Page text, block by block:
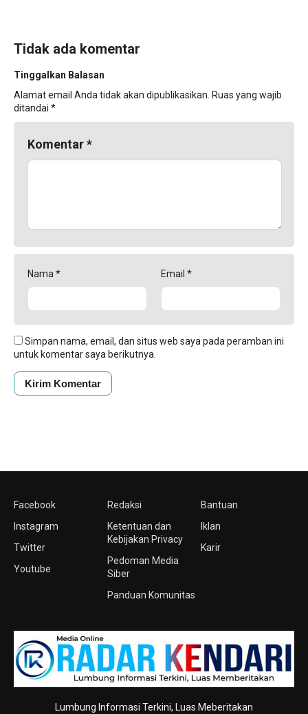
Tidak ada komentar
Tinggalkan Balasan
Alamat email Anda tidak akan dipublikasikan. Ruas yang wajib
ditandai *
Komentar*
Nama * Email *
Simpan nama, email, dan situs web saya pada peramban ini
untuk komentar saya berikutnya.
Facebook
Instagram
Twitter
Youtube
Redaksi
Ketentuan dan
Kebijakan Privacy
Pedoman Media
Siber
Panduan Komunitas
Bantuan
Iklan
Karir
Lumbung Informasi Terkini, Luas Meberitakan